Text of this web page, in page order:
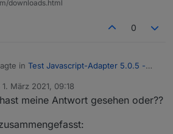
downloads.html
0
in Test Javascript-Adapter 5.0.5 -
dieser frage anschliessen - ist wohl nur
1. März 2021, 09:18
von
meine Antwort gesehen oder??